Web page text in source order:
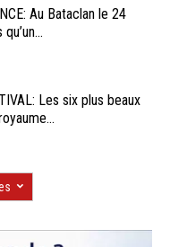
Au Bataclan le 24
Les six plus beaux